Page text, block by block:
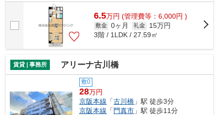
地内ごみ置き場・エレベータなどが揃っ...
6.5万円 (管理費等：6,000円 )
敷金 0ヶ月 礼金
15万円
3階 / 1LDK / 27.59㎡
賃貸 | 事務所 アリーナ古川橋
敷0
28万円
京阪本線 「古川橋 」駅 徒歩3分
京阪本線 「門真市 」駅 徒歩11分